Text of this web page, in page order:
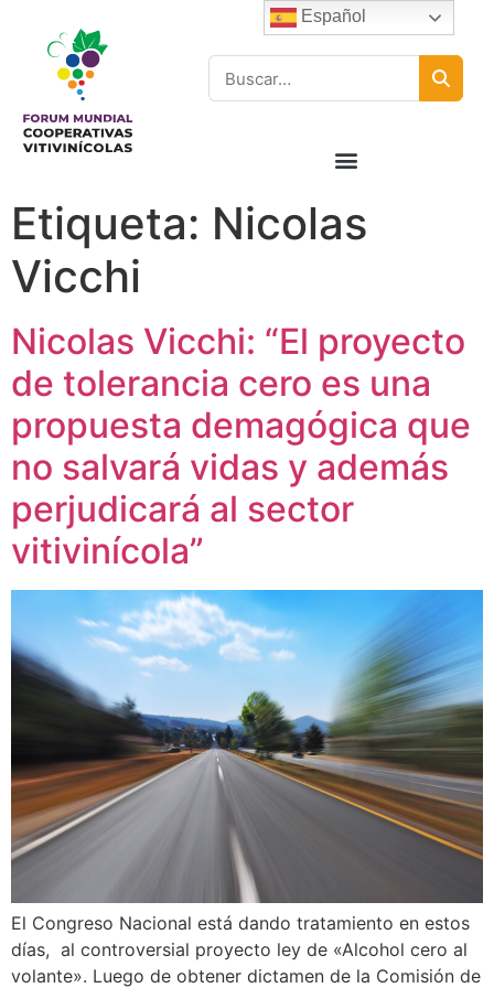
Etiqueta: Nicolas
Vicchi
Nicolas Vicchi: “El proyecto
de tolerancia cero es una
propuesta demagógica que
no salvará vidas y además
perjudicará al sector
vitivinícola”
El Congreso Nacional está dando tratamiento en estos
días, al controversial proyecto ley de «Alcohol cero al
volante». Luego de obtener dictamen de la Comisión de
Español